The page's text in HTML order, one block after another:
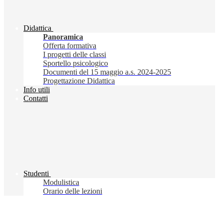
Didattica
Panoramica
Offerta formativa
I progetti delle classi
Sportello psicologico
Documenti del 15 maggio a.s. 2024-2025
Progettazione Didattica
Info utili
Contatti
Studenti
Modulistica
Orario delle lezioni